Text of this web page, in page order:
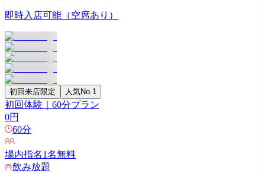
即時入店可能（空席あり）
初回来店限定 人気No.1
初回体験｜60分プラン
0円
60分
場内指名1名無料
飲み放題